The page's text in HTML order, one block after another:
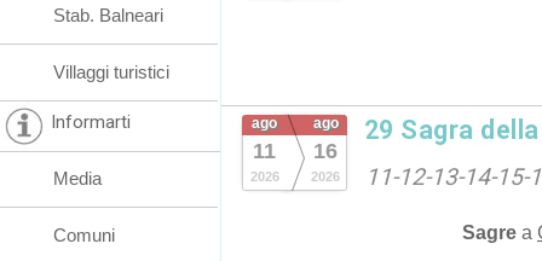
ago
11
2026
ago
16
2026
29 Sagra
11-12-13-14-
Sagre a
Stab. Balneari
Villaggi turistici
Informarti
Media
Comuni